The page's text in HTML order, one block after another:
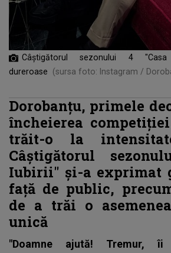
Câștigătorul sezonului 4
dureroase
(sursa foto: Instagram /
Dorobanțu, primele
încheierea
trăit-o la
Câștigătorul
Iubirii" și-a exprimat
față de public,
de a trăi o
unică
"Doamne ajută! Tremur, îi